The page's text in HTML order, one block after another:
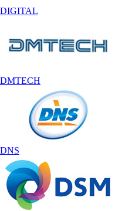
DIGITAL
DMTECH
DNS